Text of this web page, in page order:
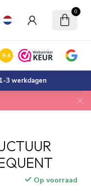
0
9.4
1-3 werkdagen
Op voorraad